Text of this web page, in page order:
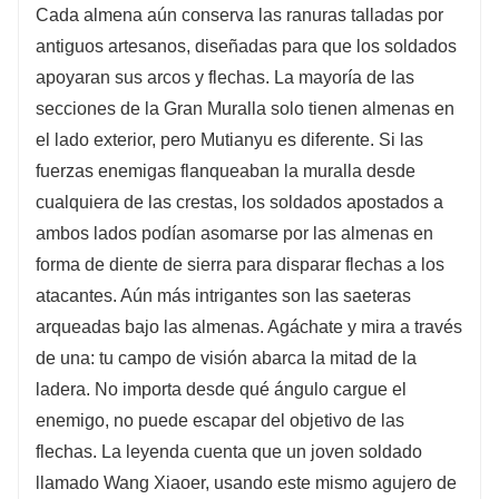
Cada almena aún conserva las ranuras talladas por
antiguos artesanos, diseñadas para que los soldados
apoyaran sus arcos y flechas. La mayoría de las
secciones de la Gran Muralla solo tienen almenas en
el lado exterior, pero Mutianyu es diferente. Si las
fuerzas enemigas flanqueaban la muralla desde
cualquiera de las crestas, los soldados apostados a
ambos lados podían asomarse por las almenas en
forma de diente de sierra para disparar flechas a los
atacantes. Aún más intrigantes son las saeteras
arqueadas bajo las almenas. Agáchate y mira a través
de una: tu campo de visión abarca la mitad de la
ladera. No importa desde qué ángulo cargue el
enemigo, no puede escapar del objetivo de las
flechas. La leyenda cuenta que un joven soldado
llamado Wang Xiaoer, usando este mismo agujero de